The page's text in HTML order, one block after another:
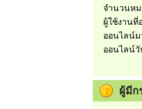
จำนวนห
ผู้ใช้งานที่
ออนไลน์
ออนไลน์
ผู้มีก